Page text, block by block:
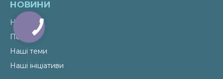
НОВИНИ
Новини
Події
Наші теми
Наші ініціативи